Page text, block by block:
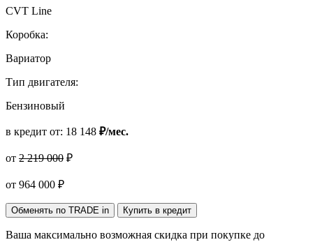
CVT Line
Коробка:
Вариатор
Тип двигателя:
Бензиновый
в кредит от: 18 148 ₽/мес.
от 2 219 000 ₽
от 964 000 ₽
Обменять по TRADE in Купить в кредит
Ваша максимально возможная скидка при покупке до